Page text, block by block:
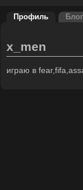
Профиль Блог
x_men
играю в